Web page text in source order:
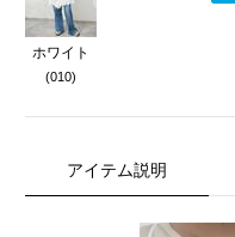
ホワイト
(010)
アイテム説明